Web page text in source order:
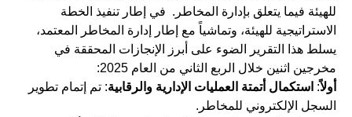
للهيئة فيما يتعلق بإدارة المخاطر. في إطار تنفيذ الخطة
الاستراتيجية للهيئة، وتماشياً مع إطار إدارة المخاطر المعتمد،
يسلط هذا التقرير الضوء على أبرز الإنجازات المحققة في
مخرجين اثنين خلال الربع الثاني من العام 2025:
أولاً: استكمال أتمتة العمليات الإدارية والرقابية: تم إتمام تطوير
السجل الإلكتروني للمخاطر.